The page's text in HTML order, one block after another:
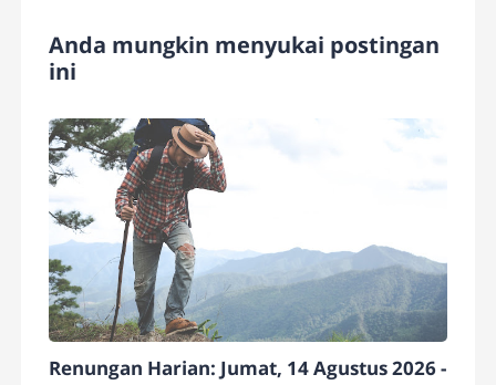
Anda mungkin menyukai postingan
ini
Renungan Harian: Jumat, 14 Agustus 2026 -